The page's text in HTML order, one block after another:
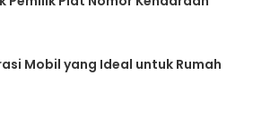
Mobil yang Ideal untuk Rumah